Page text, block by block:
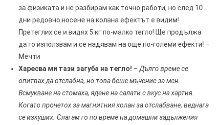
за физиката и не разбирам как точно работи, но след 10
дни редовно носене на колана ефектът е видим!
Претеглих се и видях 5 кг по-малко тегло! Ще продължа
да го използвам и се надявам на още по-големи ефекти! –
Мечти
Харесва ми тази загуба на тегло! – Дълго време се
опитвах да отслабна, но това беше мъчение за мен.
Всмукване на стомаха, ядене на салати с вкус на хартия.
Когато прочетох за магнитния колан за отслабване, веднага
се изкуших. Слагам го по време на домашни задължения